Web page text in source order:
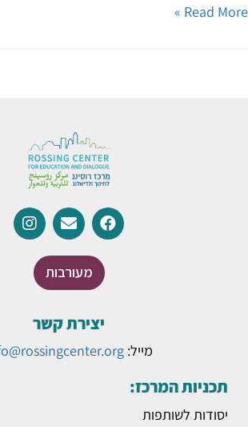
Read
מעורבות
יצירת קשר
מייל:info@rossingcenter.org
תכניות המרכז:
יסודות לשותפות